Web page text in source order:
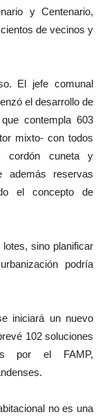
y Centenario,
de vecinos y
El jefe comunal
el desarrollo de
contempla 603
mixto- con todos
cordón cuneta y
además reservas
el concepto de
sino planificar
podría
iniciará un nuevo
102 soluciones
por el FAMP,
no es una